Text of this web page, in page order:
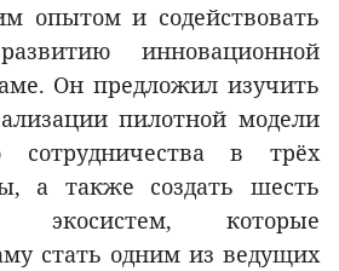
опытом и содействовать
инновационной
Он предложил изучить
пилотной модели
сотрудничества в трёх
а также создать шесть
экосистем, которые
стать одним из ведущих